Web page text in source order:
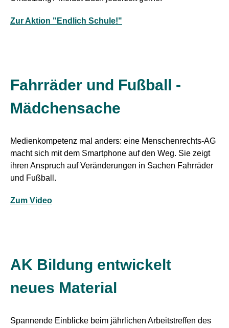
Zur Aktion "Endlich Schule!"
Fahrräder und Fußball -
Mädchensache
Medienkompetenz mal anders: eine Menschenrechts-AG
macht sich mit dem Smartphone auf den Weg. Sie zeigt
ihren Anspruch auf Veränderungen in Sachen Fahrräder
und Fußball.
Zum Video
AK Bildung entwickelt
neues Material
Spannende Einblicke beim jährlichen Arbeitstreffen des